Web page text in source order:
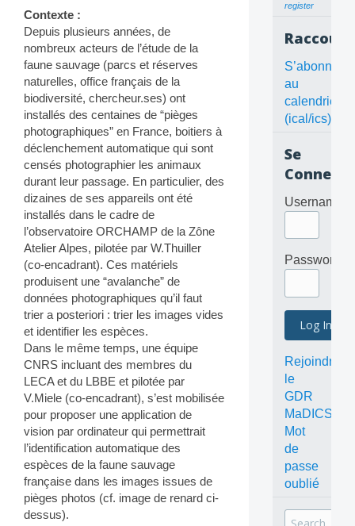
Contexte :
Depuis plusieurs années, de
nombreux acteurs de l’étude de la
faune sauvage (parcs et réserves
naturelles, office français de la
biodiversité, chercheur.ses) ont
installés des centaines de “pièges
photographiques” en France, boitiers à
déclenchement automatique qui sont
censés photographier les animaux
durant leur passage. En particulier, des
dizaines de ses appareils ont été
installés dans le cadre de
l’observatoire ORCHAMP de la Zône
Atelier Alpes, pilotée par W.Thuiller
(co-encadrant). Ces matériels
produisent une “avalanche” de
données photographiques qu’il faut
trier a posteriori : trier les images vides
et identifier les espèces.
Dans le même temps, une équipe
CNRS incluant des membres du
LECA et du LBBE et pilotée par
V.Miele (co-encadrant), s’est mobilisée
pour proposer une application de
vision par ordinateur qui permettrait
l’identification automatique des
espèces de la faune sauvage
française dans les images issues de
pièges photos (cf. image de renard ci-
dessus).
register
S’abonner
au
calendrier
(ical/ics)
Se
Username
Password
Rejoindre
le
GDR
MaDICS
Mot
de
passe
oublié
Search